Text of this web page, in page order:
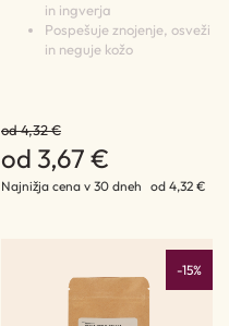
in ingverja
Pospešuje znojenje, osveži
in neguje kožo
od 4,32 €
od 3,67 €
Najnižja cena v 30 dneh od 4,32 €
-15%